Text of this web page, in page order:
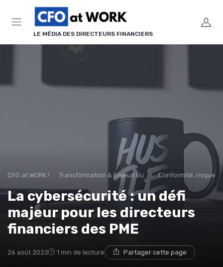
LE MÉDIA DES DIRECTEURS FINANCIERS
CFO at WORK ! Transformation & Enjeux Business Conformité, risques
La cybersécurité : un défi
majeur pour les directeurs
financiers des PME
26 août 2023 1 min de lecture Partager cette page
Panneau de gestion des cookies